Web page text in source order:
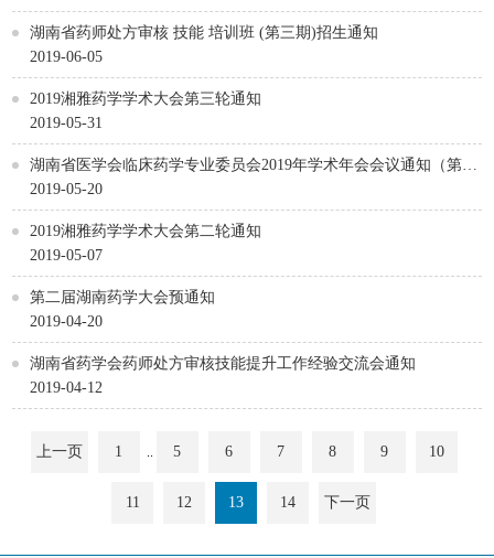
湖南省药师处方审核 技能 培训班 (第三期)招生通知
2019-06-05
2019湘雅药学学术大会第三轮通知
2019-05-31
湖南省医学会临床药学专业委员会2019年学术年会会议通知（第一
轮）
2019-05-20
2019湘雅药学学术大会第二轮通知
2019-05-07
第二届湖南药学大会预通知
2019-04-20
湖南省药学会药师处方审核技能提升工作经验交流会通知
2019-04-12
上一页 1 .. 5 6 7 8 9 10
11 12 13 14 下一页